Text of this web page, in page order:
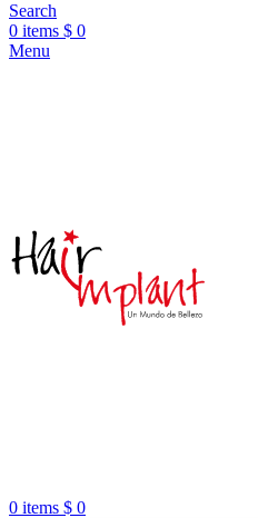
Search
0 items $ 0
Menu
0 items $ 0